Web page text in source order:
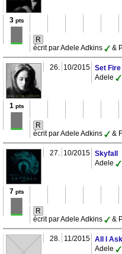
3pts
R
écrit par Adele Adkins
&
26. 10/2015 Set
Adele
1pts
R
écrit par Adele Adkins
&
27. 10/2015 Skyfall
Adele
7 pts
R
écrit par Adele Adkins
&
28. 11/2015
All I Ask
Adele